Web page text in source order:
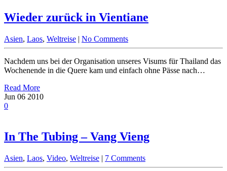
Wieder zurück in Vientiane
Asien, Laos, Weltreise | No Comments
Nachdem uns bei der Organisation unseres Visums für Thailand das
Wochenende in die Quere kam und einfach ohne Pässe nach…
Read More
Jun 06 2010
0
In The Tubing – Vang Vieng
Asien, Laos, Video, Weltreise | 7 Comments